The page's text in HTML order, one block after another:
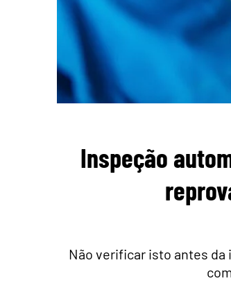
Inspeção
Não verificar isto antes